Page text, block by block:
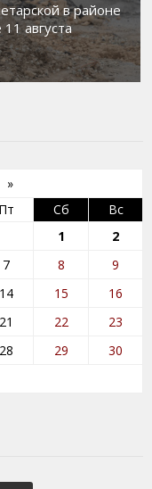
в районе
августа
»
Пт Сб
Вс
1
2
7 8
9
14 15
16
21 22
23
28 29
30